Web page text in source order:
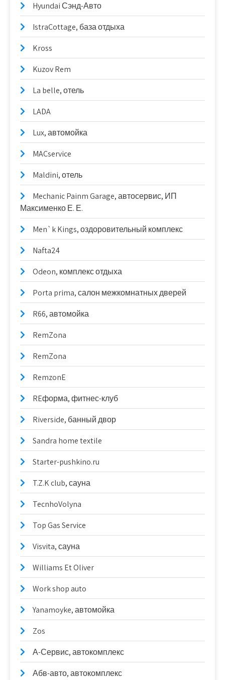
Hyundai Сэнд-Авто
IstraCottage, база отдыха
Kross
Kuzov Rem
La belle, отель
LADA
Lux, автомойка
MACservice
Maldini, отель
Mechanic Painm Garage, автосервис, ИП
Максименко Е. Е.
Men`k Kings, оздоровительный комплекс
Nafta24
Odeon, комплекс отдыха
Porta prima, салон межкомнатных дверей
R66, автомойка
RemZona
RemZona
RemzonE
REформа, фитнес-клуб
Riverside, банный двор
Sandra home textile
Starter-pushkino.ru
T.Z.K club, сауна
TecnhoVolyna
Top Gas Service
Visvita, сауна
Williams Et Oliver
Work shop auto
Yanamoyke, автомойка
Zos
А-Сервис, автокомплекс
Абв-авто, автокомплекс